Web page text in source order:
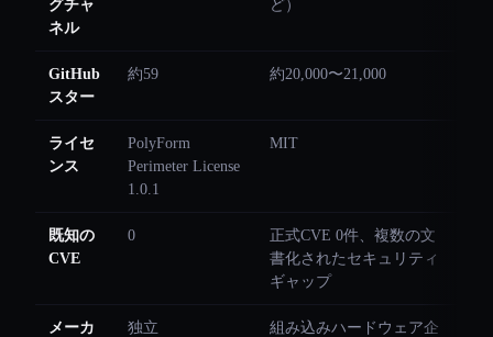
グチャ
ネル
ど）
GitHub
スター
約59 約20,000〜21,000
ライセ
ンス
PolyForm
Perimeter License
1.0.1
MIT
既知の
CVE
0
正式CVE 0件、複数の文
書化されたセキュリティ
ギャップ
メーカ
独立
組み込みハードウェア企